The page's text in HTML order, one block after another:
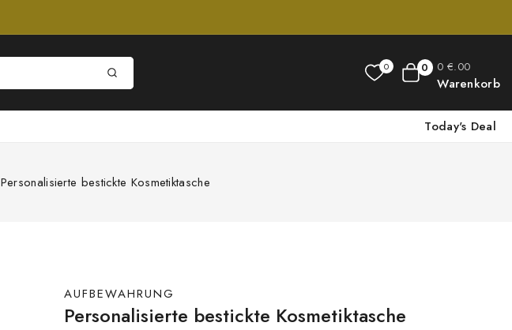
0 0 0 €.00
Warenkorb
Today's Deal
Personalisierte bestickte Kosmetiktasche
AUFBEWAHRUNG
Personalisierte bestickte Kosmetiktasche